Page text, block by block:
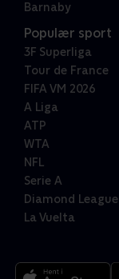
Barnaby
Populær sport
3F Superliga
Tour de France
FIFA VM 2026
A Liga
ATP
WTA
NFL
Serie A
Diamond League
La Vuelta